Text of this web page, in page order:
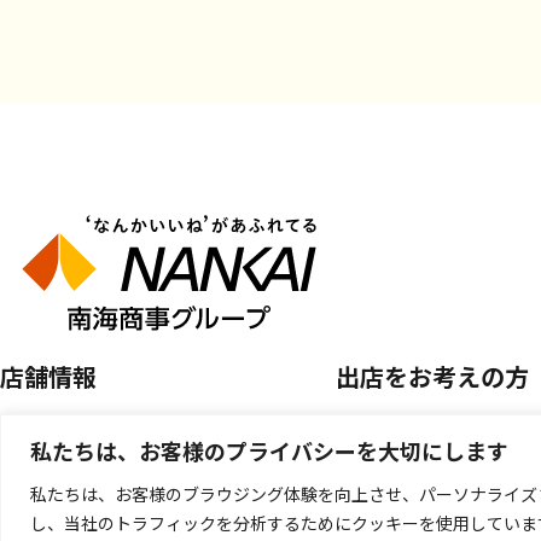
私たちは、お客様のプライバシーを大切にします
私たちは、お客様のブラウジング体験を向上させ、パーソナライ
し、当社のトラフィックを分析するためにクッキーを使用してい
店舗情報
店舗を探す
開催中のPOP UP SHOP
出店をお考えの方
空き区画のご案内
催事店舗出店のご案
キッチンカー出店の